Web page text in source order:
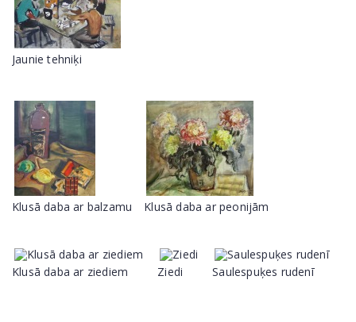
Jaunie tehniķi
Klusā daba ar balzamu Klusā daba ar peonijām
Klusā daba ar ziediem Ziedi Saulespuķes rudenī